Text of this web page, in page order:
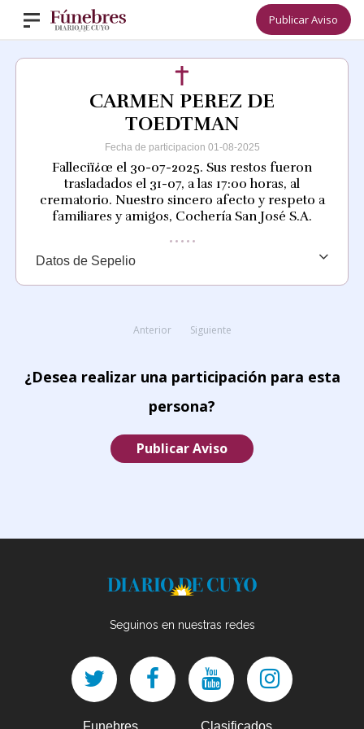
Publicar Aviso
CARMEN PEREZ DE
TOEDTMAN
Fecha de participacion 01-08-2025
Falleciï¿œ el 30-07-2025. Sus restos fueron
trasladados el 31-07, a las 17:00 horas, al
crematorio. Nuestro sincero afecto y respeto a
familiares y amigos, Cochería San José S.A.
Datos de Sepelio
Anterior Siguiente
¿Desea realizar una participación para esta
persona?
Publicar Aviso
Seguinos en nuestras redes
Funebres Clasificados